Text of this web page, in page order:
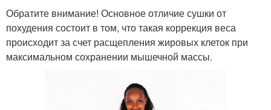
Обратите внимание! Основное отличие сушки от
похудения состоит в том, что такая коррекция веса
происходит за счет расщепления жировых клеток при
максимальном сохранении мышечной массы.